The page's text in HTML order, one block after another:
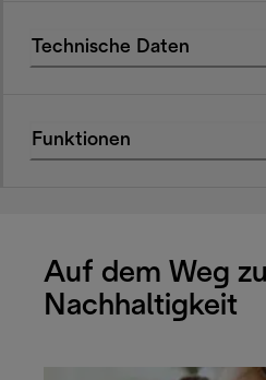
Technische Daten
Funktionen
Auf dem Weg
Nachhaltigkeit